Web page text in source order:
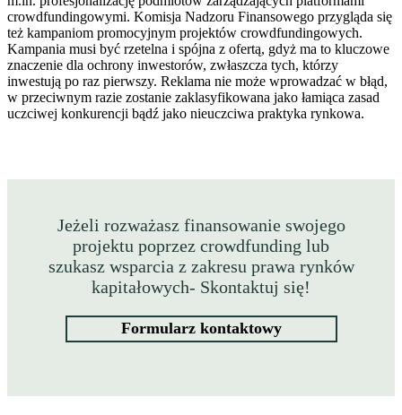
crowdfundingowymi. Komisja Nadzoru Finansowego przygląda się
też kampaniom promocyjnym projektów crowdfundingowych.
Kampania musi być rzetelna i spójna z ofertą, gdyż ma to kluczowe
znaczenie dla ochrony inwestorów, zwłaszcza tych, którzy
inwestują po raz pierwszy. Reklama nie może wprowadzać w błąd,
w przeciwnym razie zostanie zaklasyfikowana jako łamiąca zasad
uczciwej konkurencji bądź jako nieuczciwa praktyka rynkowa.
Jeżeli rozważasz finansowanie swojego
projektu poprzez crowdfunding lub
szukasz wsparcia z zakresu prawa rynków
kapitałowych- Skontaktuj się!
Formularz kontaktowy